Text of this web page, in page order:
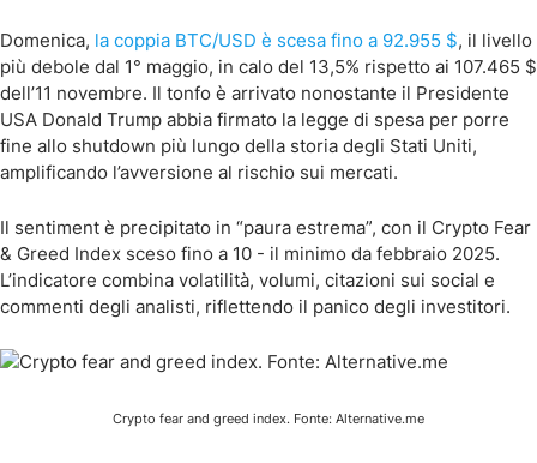
Domenica, la coppia BTC/USD è scesa fino a 92.955 $, il livello
più debole dal 1° maggio, in calo del 13,5% rispetto ai 107.465 $
dell’11 novembre. Il tonfo è arrivato nonostante il Presidente
USA Donald Trump abbia firmato la legge di spesa per porre
fine allo shutdown più lungo della storia degli Stati Uniti,
amplificando l’avversione al rischio sui mercati.
Il sentiment è precipitato in “paura estrema”, con il Crypto Fear
& Greed Index sceso fino a 10 - il minimo da febbraio 2025.
L’indicatore combina volatilità, volumi, citazioni sui social e
commenti degli analisti, riflettendo il panico degli investitori.
Crypto fear and greed index. Fonte: Alternative.me